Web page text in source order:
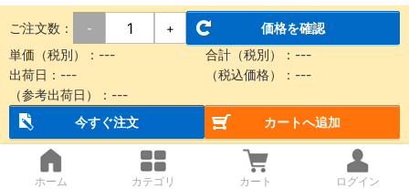
ご注文数： - +
価格を確認
単価（税別）： --- 合計（税別）： ---
出荷日： --- （税込価格）： ---
（参考出荷日）： ---
今すぐ注文
カートへ追加
ホーム カテゴリ カート ログイン